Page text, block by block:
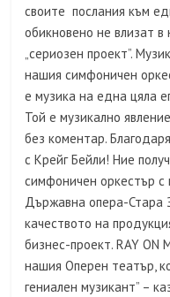
своите послания към
обикновено не влизат
„сериозен проект”.
нашия симфоничен
е музика на една цяла
Той е музикално
без коментар.
с Крейг Бейли! Ние
симфоничен оркестър с
Държавна опера-Стара
качеството на
бизнес-проект. RAY ON
нашия Оперен театър,
гениален музикант” –